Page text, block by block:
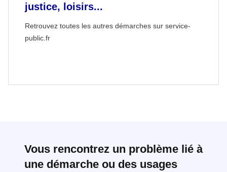
justice, loisirs...
Retrouvez toutes les autres démarches sur service-
public.fr
Vous rencontrez un problème lié à
une démarche ou des usages